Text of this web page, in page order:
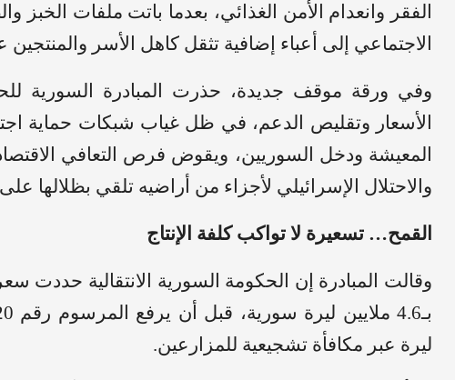
الفقر وانعدام الأمن الغذائي، بعدما باتت ملفات الخبز
الاجتماعي إلى أعباء إضافية تثقل كاهل الأسر
وفي ورقة موقف جديدة، حذرت المبادرة السورية
الأسعار وتقليص الدعم، في ظل غياب شبكات حماية
المعيشة ودخل السوريين، ويقوض فرص التعافي
والاحتلال الإسرائيلي لأجزاء من أراضيه تلقي بظلالها
القمح… تسعيرة لا تواكب كلفة الإنتاج
وقالت المبادرة إن الحكومة السورية الانتقالية
ليرة عبر مكافأة تشجيعية للمزارعين.